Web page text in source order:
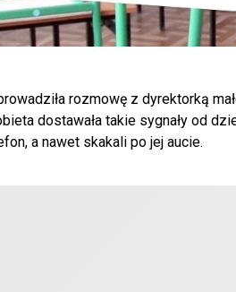
rozmowę z dyrektorką
dostawała takie sygnały od
a nawet skakali po jej aucie.